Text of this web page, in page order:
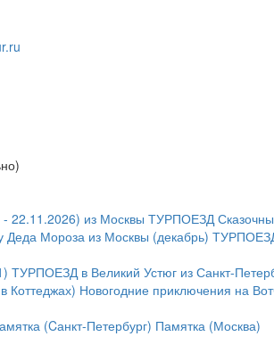
22.11.2026) из Москвы ТУРПОЕЗД
Мороза из Москвы (декабрь) ТУРПОЕЗД
ТУРПОЕЗД в Великий Устюг из Санкт-
Коттеджах) Новогодние приключения на
(Cанкт-Петербург) Памятка (Москва)